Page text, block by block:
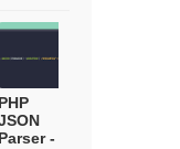
web,
operasi
CRUD
(Create,
Read,
PHP
Parser -